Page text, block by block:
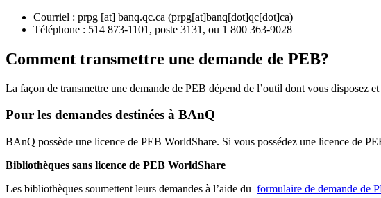
Courriel : prpg [at] banq.qc.ca (prpg[at]banq[dot]qc[dot]ca)
Téléphone : 514 873-1101, poste 3131, ou 1 800 363-9028
Comment transmettre une demande de PEB?
La façon de transmettre une demande de PEB dépend de l’outil dont vous disposez
Pour les demandes destinées à BAnQ
BAnQ possède une licence de PEB WorldShare. Si vous possédez une licence de
Bibliothèques sans licence de PEB WorldShare
Les bibliothèques soumettent leurs demandes à l’aide du formulaire de demande de